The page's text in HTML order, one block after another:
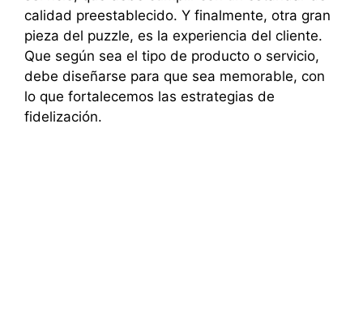
calidad preestablecido. Y finalmente, otra gran
pieza del puzzle, es la experiencia del cliente.
Que según sea el tipo de producto o servicio,
debe diseñarse para que sea memorable, con
lo que fortalecemos las estrategias de
fidelización.